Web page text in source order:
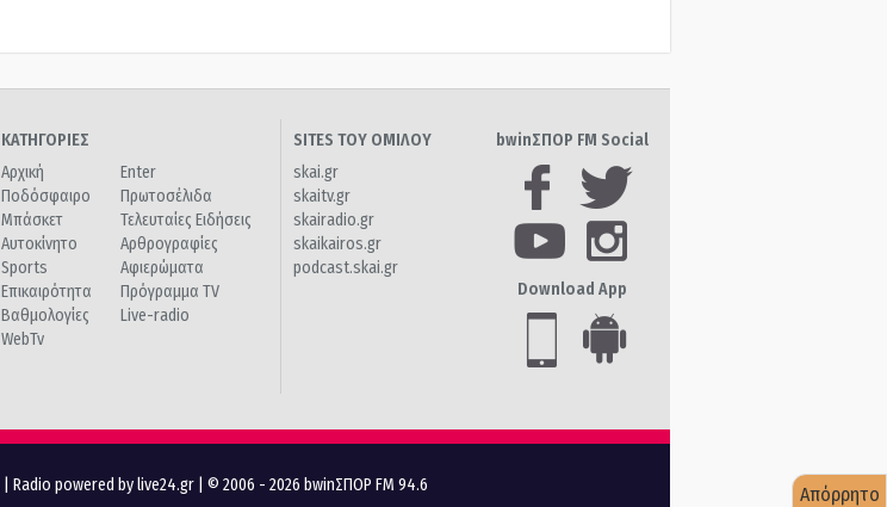
ΚΑΤΗΓΟΡΙΕΣ
Αρχική
Ποδόσφαιρο
Μπάσκετ
Αυτοκίνητο
Sports
Επικαιρότητα
Βαθμολογίες
WebTv
Enter
Πρωτοσέλιδα
Τελευταίες Ειδήσεις
Αρθρογραφίες
Αφιερώματα
Πρόγραμμα TV
Live-radio
SITES ΤΟΥ ΟΜΙΛΟΥ
skai.gr
skaitv.gr
skairadio.gr
skaikairos.gr
podcast.skai.gr
bwinΣΠΟΡ FM Social
Download App
Radio powered by live24.gr | © 2006 - 2026 bwinΣΠΟΡ FM 94.6 Απόρρητο